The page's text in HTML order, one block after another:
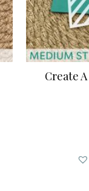
Create